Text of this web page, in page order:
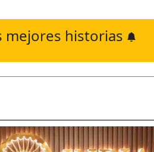
mejores historias